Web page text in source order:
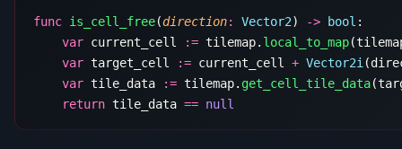
func is_cell_free(direction: Vector2) -> bool
    var
current_cell := tilemap. local_to_map
    var
target_cell := current_cell + Vector2i
    var
tile_data := tilemap. get_cell_tile_data
    return
tile_data ==